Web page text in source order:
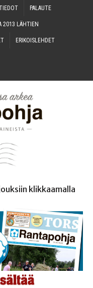
PALAU­TE
2013 LÄHTIEN
ERI­KOIS­LEH­DET
klikkaamalla